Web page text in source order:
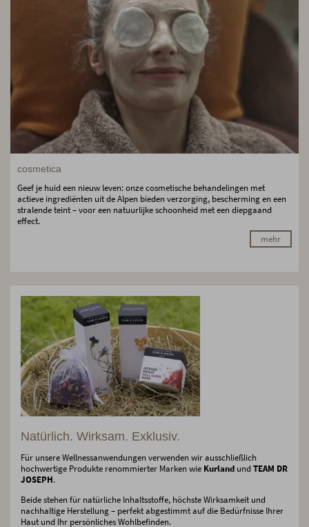
cosmetica
Geef je huid een nieuw leven: onze cosmetische behandelingen met
actieve ingrediënten uit de Alpen bieden verzorging, bescherming en een
stralende teint – voor een natuurlijke schoonheid met een diepgaand
effect.
mehr
Natürlich. Wirksam. Exklusiv.
Für unsere Wellnessanwendungen verwenden wir ausschließlich
hochwertige Produkte renommierter Marken wie Kurland undTEAM DR
JOSEPH.
Beide stehen für natürliche Inhaltsstoffe, höchste Wirksamkeit und
nachhaltige Herstellung – perfekt abgestimmt auf die Bedürfnisse Ihrer
Haut und Ihr persönliches Wohlbefinden.